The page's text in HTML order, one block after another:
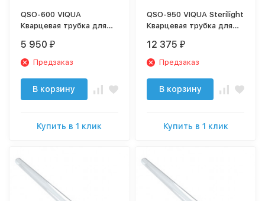
QSO-600 VIQUA
Кварцевая трубка для
5 950 ₽
Предзаказ
В корзину
Купить в 1 клик
QSO-950 VIQUA Sterilight
Кварцевая трубка для
12 375 ₽
Предзаказ
В корзину
Купить в 1 клик